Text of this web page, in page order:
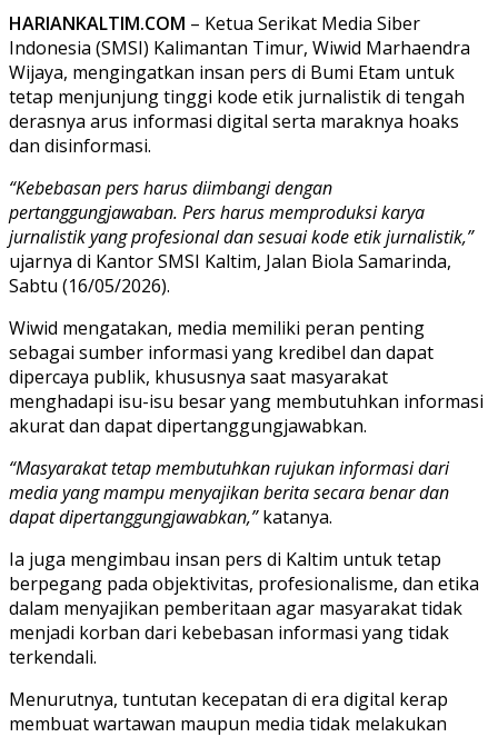
HARIANKALTIM.COM – Ketua Serikat Media Siber
Indonesia (SMSI) Kalimantan Timur, Wiwid Marhaendra
Wijaya, mengingatkan insan pers di Bumi Etam untuk
tetap menjunjung tinggi kode etik jurnalistik di tengah
derasnya arus informasi digital serta maraknya hoaks
dan disinformasi.
“Kebebasan pers harus diimbangi dengan
pertanggungjawaban. Pers harus memproduksi karya
jurnalistik yang profesional dan sesuai kode etik jurnalistik,”
ujarnya di Kantor SMSI Kaltim, Jalan Biola Samarinda,
Sabtu (16/05/2026).
Wiwid mengatakan, media memiliki peran penting
sebagai sumber informasi yang kredibel dan dapat
dipercaya publik, khususnya saat masyarakat
menghadapi isu-isu besar yang membutuhkan informasi
akurat dan dapat dipertanggungjawabkan.
“Masyarakat tetap membutuhkan rujukan informasi dari
media yang mampu menyajikan berita secara benar dan
dapat dipertanggungjawabkan,”katanya.
Ia juga mengimbau insan pers di Kaltim untuk tetap
berpegang pada objektivitas, profesionalisme, dan etika
dalam menyajikan pemberitaan agar masyarakat tidak
menjadi korban dari kebebasan informasi yang tidak
terkendali.
Menurutnya, tuntutan kecepatan di era digital kerap
membuat wartawan maupun media tidak melakukan